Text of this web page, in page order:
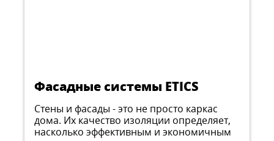
Фасадные системы ETICS
Стены и фасады - это не просто каркас
дома. Их качество изоляции определяет,
насколько эффективным и экономичным